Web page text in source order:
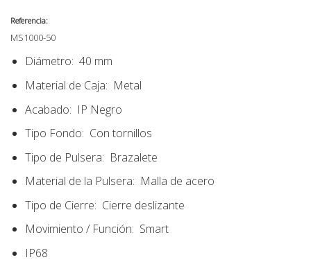
Referencia:
MS1000-50
Diámetro: 40 mm
Material de Caja: Metal
Acabado: IP Negro
Tipo Fondo: Con tornillos
Tipo de Pulsera: Brazalete
Material de la Pulsera: Malla de acero
Tipo de Cierre: Cierre deslizante
Movimiento / Función: Smart
IP68